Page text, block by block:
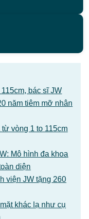
bác sĩ JW
năm tiêm mỡ nhân
vòng 1 to 115cm
Mô hình đa khoa
diện
viện JW tặng 260
khác lạ như cụ